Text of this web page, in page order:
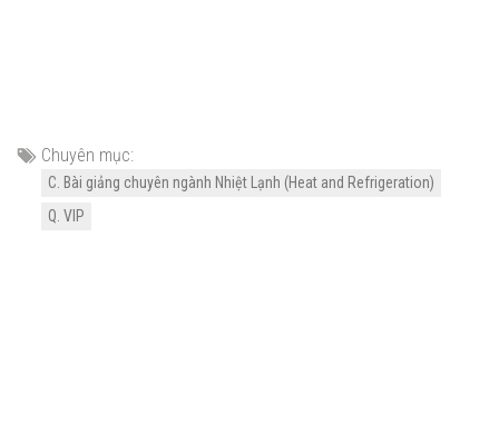
Chuyên mục:
C. Bài giảng chuyên ngành Nhiệt Lạnh (Heat and Refrigeration)
Q. VIP